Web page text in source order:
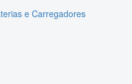
e Carregadores